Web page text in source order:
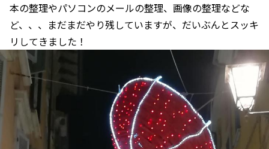
本の整理やパソコンのメールの整理、画像の整理などな
ど、、、まだまだやり残していますが、だいぶんとスッキ
リしてきました！